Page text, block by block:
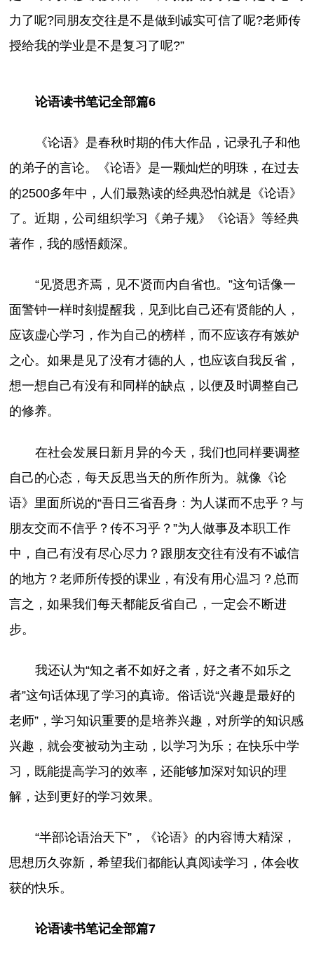
力了呢?同朋友交往是不是做到诚实可信了呢?老师传
授给我的学业是不是复习了呢?”
论语读书笔记全部篇6
《论语》是春秋时期的伟大作品，记录孔子和他
的弟子的言论。《论语》是一颗灿烂的明珠，在过去
的2500多年中，人们最熟读的经典恐怕就是《论语》
了。近期，公司组织学习《弟子规》《论语》等经典
著作，我的感悟颇深。
“见贤思齐焉，见不贤而内自省也。”这句话像一
面警钟一样时刻提醒我，见到比自己还有贤能的人，
应该虚心学习，作为自己的榜样，而不应该存有嫉妒
之心。如果是见了没有才德的人，也应该自我反省，
想一想自己有没有和同样的缺点，以便及时调整自己
的修养。
在社会发展日新月异的今天，我们也同样要调整
自己的心态，每天反思当天的所作所为。就像《论
语》里面所说的“吾日三省吾身：为人谋而不忠乎？与
朋友交而不信乎？传不习乎？”为人做事及本职工作
中，自己有没有尽心尽力？跟朋友交往有没有不诚信
的地方？老师所传授的课业，有没有用心温习？总而
言之，如果我们每天都能反省自己，一定会不断进
步。
我还认为“知之者不如好之者，好之者不如乐之
者”这句话体现了学习的真谛。俗话说“兴趣是最好的
老师”，学习知识重要的是培养兴趣，对所学的知识感
兴趣，就会变被动为主动，以学习为乐；在快乐中学
习，既能提高学习的效率，还能够加深对知识的理
解，达到更好的学习效果。
“半部论语治天下”，《论语》的内容博大精深，
思想历久弥新，希望我们都能认真阅读学习，体会收
获的快乐。
论语读书笔记全部篇7